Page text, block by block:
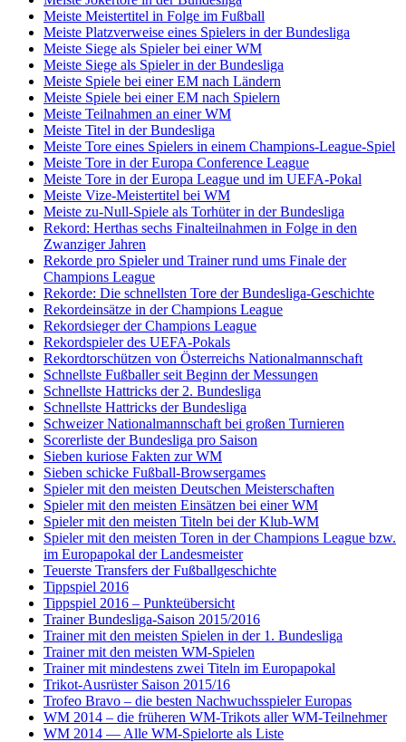
Meiste Meistertitel in Folge im Fußball
Meiste Platzverweise eines Spielers in der Bundesliga
Meiste Siege als Spieler bei einer WM
Meiste Siege als Spieler in der Bundesliga
Meiste Spiele bei einer EM nach Ländern
Meiste Spiele bei einer EM nach Spielern
Meiste Teilnahmen an einer WM
Meiste Titel in der Bundesliga
Meiste Tore eines Spielers in einem Champions-League-Spiel
Meiste Tore in der Europa Conference League
Meiste Tore in der Europa League und im UEFA-Pokal
Meiste Vize-Meistertitel bei WM
Meiste zu-Null-Spiele als Torhüter in der Bundesliga
Rekord: Herthas sechs Finalteilnahmen in Folge in den
Zwanziger Jahren
Rekorde pro Spieler und Trainer rund ums Finale der
Champions League
Rekorde: Die schnellsten Tore der Bundesliga-Geschichte
Rekordeinsätze in der Champions League
Rekordsieger der Champions League
Rekordspieler des UEFA-Pokals
Rekordtorschützen von Österreichs Nationalmannschaft
Schnellste Fußballer seit Beginn der Messungen
Schnellste Hattricks der 2. Bundesliga
Schnellste Hattricks der Bundesliga
Schweizer Nationalmannschaft bei großen Turnieren
Scorerliste der Bundesliga pro Saison
Sieben kuriose Fakten zur WM
Sieben schicke Fußball-Browsergames
Spieler mit den meisten Deutschen Meisterschaften
Spieler mit den meisten Einsätzen bei einer WM
Spieler mit den meisten Titeln bei der Klub-WM
Spieler mit den meisten Toren in der Champions League bzw.
im Europapokal der Landesmeister
Teuerste Transfers der Fußballgeschichte
Tippspiel 2016
Tippspiel 2016 – Punkteübersicht
Trainer Bundesliga-Saison 2015/2016
Trainer mit den meisten Spielen in der 1. Bundesliga
Trainer mit den meisten WM-Spielen
Trainer mit mindestens zwei Titeln im Europapokal
Trikot-Ausrüster Saison 2015/16
Trofeo Bravo – die besten Nachwuchsspieler Europas
WM 2014 – die früheren WM-Trikots aller WM-Teilnehmer
WM 2014 — Alle WM-Spielorte als Liste